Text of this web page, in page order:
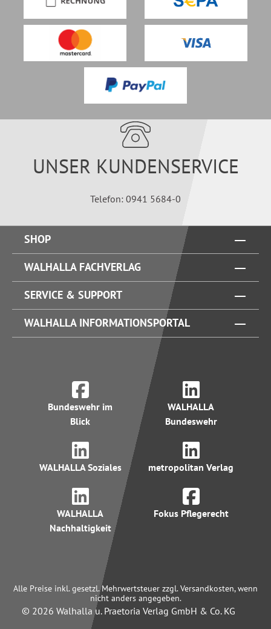
UNSER KUNDENSERVICE
Telefon: 0941 5684-0
SHOP
WALHALLA FACHVERLAG
SERVICE & SUPPORT
WALHALLA INFORMATIONSPORTAL
Bundeswehr im
Blick
WALHALLA
Bundeswehr
WALHALLA Soziales metropolitan Verlag
WALHALLA
Nachhaltigkeit
Fokus Pflegerecht
Alle Preise inkl. gesetzl. Mehrwertsteuer zzgl. Versandkosten, wenn
nicht anders angegeben.
© 2026 Walhalla u. Praetoria Verlag GmbH & Co. KG